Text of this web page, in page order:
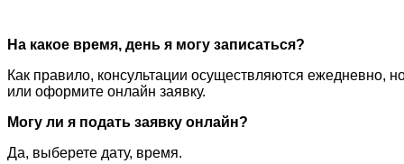
На какое время, день я могу записаться?
Как правило, консультации осуществляются ежедневно,
или оформите онлайн заявку.
Могу ли я подать заявку онлайн?
Да, выберете дату, время.